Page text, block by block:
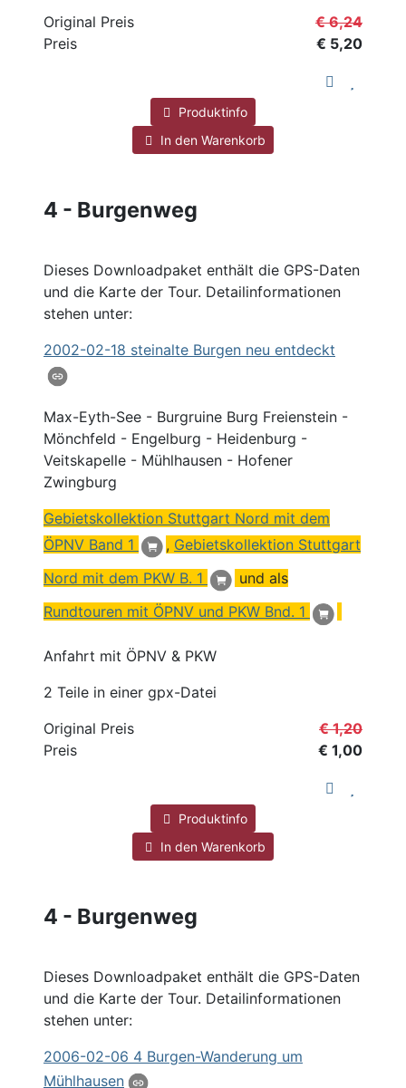
Original Preis
€ 6,24
Preis
€ 5,20
Produktinfo
In den Warenkorb
4 - Burgenweg
Dieses Downloadpaket enthält die GPS-Daten
und die Karte der Tour. Detailinformationen
stehen unter:
2002-02-18 steinalte Burgen neu entdeckt
Max-Eyth-See - Burgruine Burg Freienstein -
Mönchfeld - Engelburg - Heidenburg -
Veitskapelle - Mühlhausen - Hofener
Zwingburg
Gebietskollektion Stuttgart Nord mit dem
ÖPNV Band 1 , Gebietskollektion Stuttgart
Nord mit dem PKW B. 1
und als
Rundtouren mit ÖPNV und PKW Bnd. 1
Anfahrt mit ÖPNV & PKW
2 Teile in einer gpx-Datei
Original Preis
€ 1,20
Preis
€ 1,00
Produktinfo
In den Warenkorb
4 - Burgenweg
Dieses Downloadpaket enthält die GPS-Daten
und die Karte der Tour. Detailinformationen
stehen unter:
2006-02-06 4 Burgen-Wanderung um
Mühlhausen